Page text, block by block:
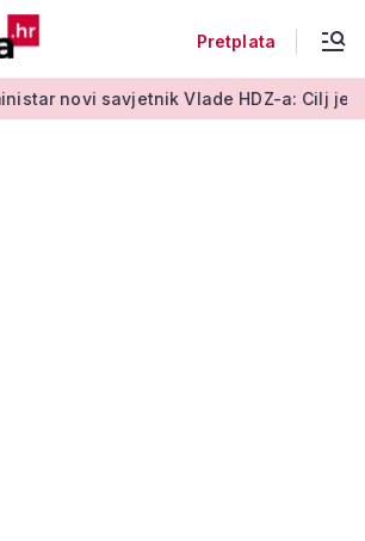
Pretplata
Vlade HDZ-a: Cilj je zaštita